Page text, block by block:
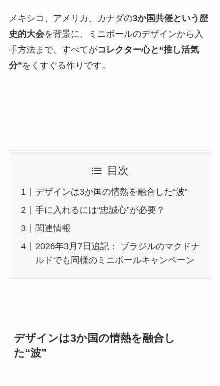
メキシコ、アメリカ、カナダの3か国共催という歴
史的大会を背景に、ミニボールのデザインから入
手方法まで、すべてがコレクター心と“推し活気
分”をくすぐる作りです。
目次
デザインは3か国の情熱を融合した“波”
手に入れるには“忠誠心”が必要？
関連情報
2026年3月7日追記： ブラジルのマクドナ
ルドでも同様のミニボールキャンペーン
デザインは3か国の情熱を融合し
た“波”